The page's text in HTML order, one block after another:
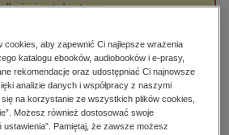
technologie, informatyka
nie jest dostępny.
aby zapewnić Ci najlepsze wrażenia
katalogu ebooków, audiobooków i e-prasy,
rekomendacje oraz udostępniać Ci najnowsze
analizie danych i współpracy z naszymi
na korzystanie ze wszystkich plików cookies,
Możesz również dostosować swoje
ustawienia”. Pamiętaj, że zawsze możesz